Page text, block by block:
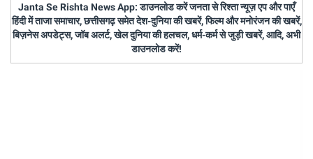
Janta Se Rishta News App: डाउनलोड करें जनता से रिश्ता न्यूज़ एप और पाएँ
हिंदी में ताजा समाचार, छत्तीसगढ़ समेत देश-दुनिया की खबरें, फिल्म और मनोरंजन की खबरें,
बिज़नेस अपडेट्स, जॉब अलर्ट, खेल दुनिया की हलचल, धर्म-कर्म से जुड़ी खबरें, आदि, अभी
डाउनलोड करें!